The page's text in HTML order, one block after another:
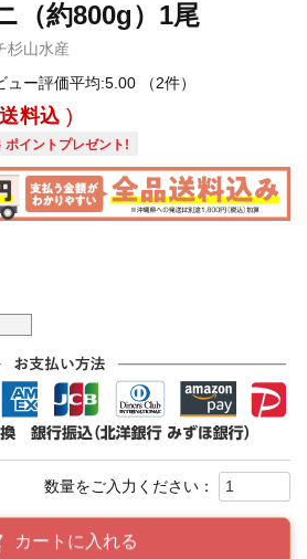
（約800g）1尾
杉山水産
ュー評価平均:5.00
（2件）
料込
ポイントプレゼント!
カートに入れる